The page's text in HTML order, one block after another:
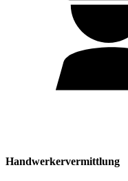
Handwerkervermittlung